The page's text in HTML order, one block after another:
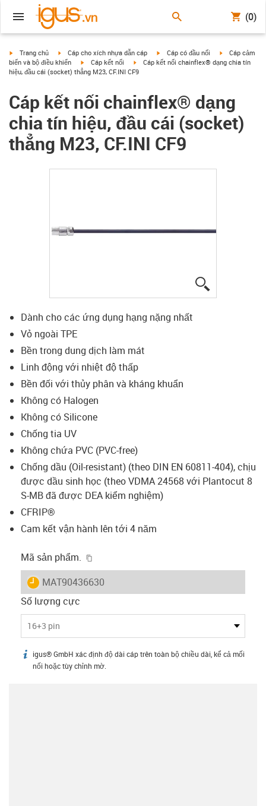
(0)
igus-icon-arrow-right
Trang chủ igus-icon-arrow-right
Cáp cho xích nhựa dẫn cáp igus-icon-arrow-right
Cáp có đầu nối igus-icon-
Cáp cảm
biến và bộ điều khiển
igus-icon-arrow-right
Cáp kết nối igus-icon-arrow-right
Cáp kết nối chainflex® dạng chia tín
hiệu, đầu cái (socket) thẳng M23, CF.INI CF9
Cáp kết nối chainflex® dạng
chia tín hiệu, đầu cái (socket)
thẳng M23, CF.INI CF9
Dành cho các ứng dụng hạng nặng nhất
Vỏ ngoài TPE
Bền trong dung dịch làm mát
Linh động với nhiệt độ thấp
Bền đối với thủy phân và kháng khuẩn
Không có Halogen
Không có Silicone
Chống tia UV
Không chứa PVC (PVC-free)
Chống dầu (Oil-resistant) (theo DIN EN 60811-404), chịu
được dầu sinh học (theo VDMA 24568 với Plantocut 8
S-MB đã được DEA kiểm nghiệm)
CFRIP®
Cam kết vận hành lên tới 4 năm
Mã sản phẩm.
igus-icon-lieferzeit
MAT90436630
Số lượng cực
16+3 pin
igus-icon-info
igus® GmbH xác định độ dài cáp trên toàn bộ chiều dài, kể cả mối
nối hoặc tùy chỉnh mờ.